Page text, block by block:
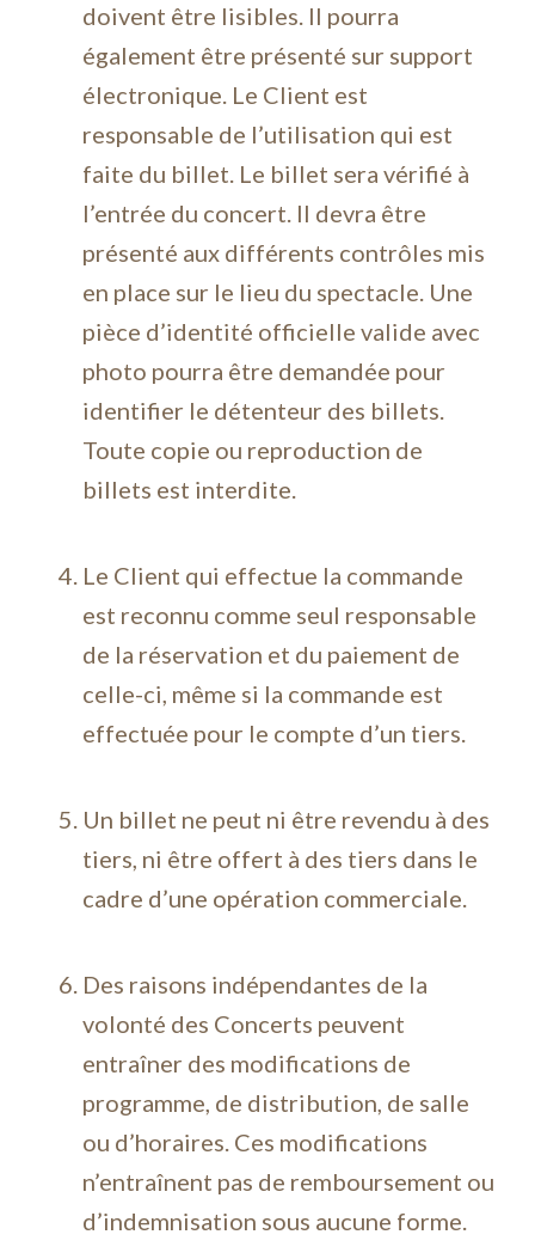
doivent être lisibles. Il pourra
également être présenté sur support
électronique. Le Client est
responsable de l’utilisation qui est
faite du billet. Le billet sera vérifié à
l’entrée du concert. Il devra être
présenté aux différents contrôles mis
en place sur le lieu du spectacle. Une
pièce d’identité officielle valide avec
photo pourra être demandée pour
identifier le détenteur des billets.
Toute copie ou reproduction de
billets est interdite.
Le Client qui effectue la commande
est reconnu comme seul responsable
de la réservation et du paiement de
celle-ci, même si la commande est
effectuée pour le compte d’un tiers.
Un billet ne peut ni être revendu à des
tiers, ni être offert à des tiers dans le
cadre d’une opération commerciale.
Des raisons indépendantes de la
volonté des Concerts peuvent
entraîner des modifications de
programme, de distribution, de salle
ou d’horaires. Ces modifications
n’entraînent pas de remboursement ou
d’indemnisation sous aucune forme.